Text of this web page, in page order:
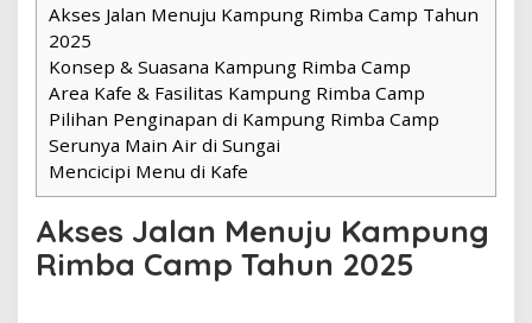
Akses Jalan Menuju Kampung Rimba Camp Tahun
2025
Konsep & Suasana Kampung Rimba Camp
Area Kafe & Fasilitas Kampung Rimba Camp
Pilihan Penginapan di Kampung Rimba Camp
Serunya Main Air di Sungai
Mencicipi Menu di Kafe
Akses Jalan Menuju Kampung
Rimba Camp Tahun 2025